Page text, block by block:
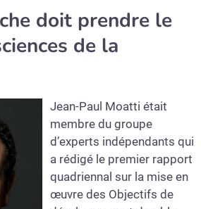
doit prendre le
de la
Jean-Paul Moatti était
membre du groupe
d’experts indépendants qui
a rédigé le premier rapport
quadriennal sur la mise en
œuvre des Objectifs de